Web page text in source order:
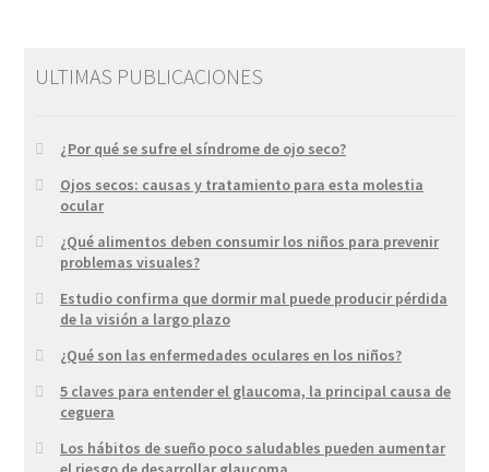
ULTIMAS PUBLICACIONES
¿Por qué se sufre el síndrome de ojo seco?
Ojos secos: causas y tratamiento para esta molestia
ocular
¿Qué alimentos deben consumir los niños para prevenir
problemas visuales?
Estudio confirma que dormir mal puede producir pérdida
de la visión a largo plazo
¿Qué son las enfermedades oculares en los niños?
5 claves para entender el glaucoma, la principal causa de
ceguera
Los hábitos de sueño poco saludables pueden aumentar